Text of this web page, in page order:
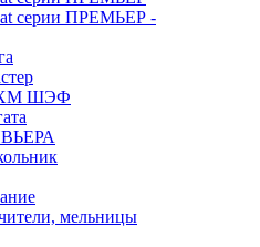
серии ПРЕМЬЕР -
ШЭФ
мельницы